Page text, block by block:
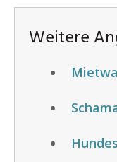
Weitere